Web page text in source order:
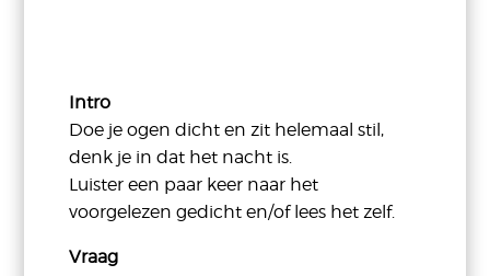
Intro
Doe je ogen dicht en zit helemaal stil,
denk je in dat het nacht is.
Luister een paar keer naar het
voorgelezen gedicht en/of lees het zelf.
Vraag